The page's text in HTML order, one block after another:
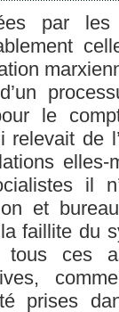
par les
le
de
elles-
il
et
faillite du
ces
prises